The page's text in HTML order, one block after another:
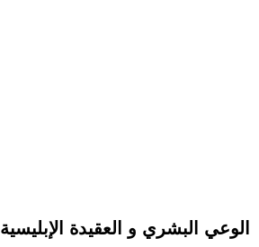
الوعي البشري و العقيدة الإبليسية